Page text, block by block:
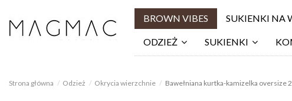
BROWN VIBES SUKIENKI NA
ODZIEŻ SUKIENKI
Strona główna Odzież Okrycia wierzchnie Bawełniana kurtka-kamizelka oversize